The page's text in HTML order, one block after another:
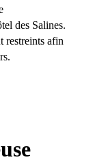
des Salines.
restreints afin